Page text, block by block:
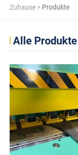
Zuhause > Produkte
Alle Produkte